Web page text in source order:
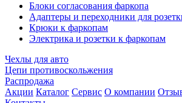
Блоки согласования фаркопа
Адаптеры и переходники для
Крюки к фаркопам
Электрика и розетки к фаркопам
Чехлы для авто
Цепи противоскольжения
Распродажа
Акции Каталог Сервис О компании